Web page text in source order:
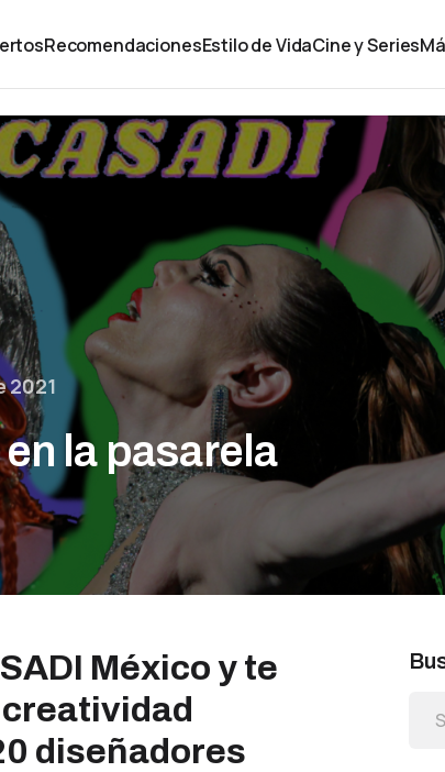
RecomendacionesEstilo de VidaCine y Series
2021
la pasarela
México y te
diseñadores